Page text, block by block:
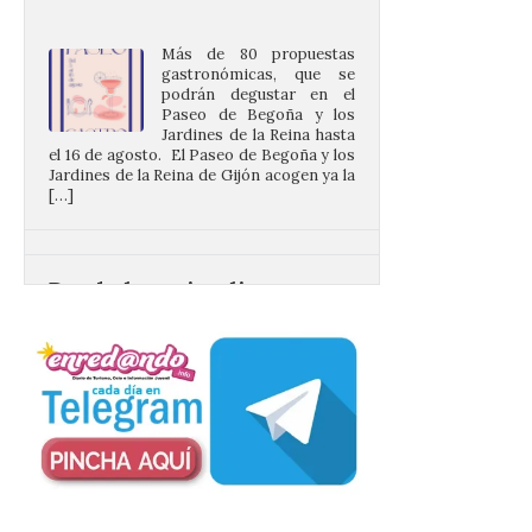
Paseo de Begoña y los
Jardines de la Reina hasta
el 16 de agosto. El Paseo de Begoña y los
Jardines de la Reina de Gijón acogen ya la
envían la vigésimo
10 Ago 2026
Nueva edición de León
de…viaje. Una iniciativa
organizado por la sección